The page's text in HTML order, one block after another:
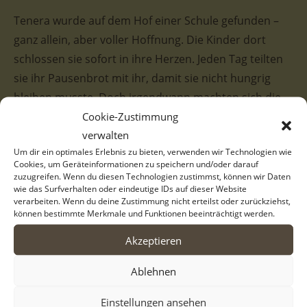
Cookie-Zustimmung
verwalten
Um dir ein optimales Erlebnis zu bieten, verwenden wir Technologien wie
Cookies, um Geräteinformationen zu speichern und/oder darauf
zuzugreifen. Wenn du diesen Technologien zustimmst, können wir Daten
wie das Surfverhalten oder eindeutige IDs auf dieser Website
verarbeiten. Wenn du deine Zustimmung nicht erteilst oder zurückziehst,
können bestimmte Merkmale und Funktionen beeinträchtigt werden.
Akzeptieren
Ablehnen
Einstellungen ansehen
Tenera wurde auf dem Hof einer Schule gefunden –
ganz allein, aber voller Hoffnung. Die Kinder dort
schlossen sie sofort in ihre Herzen. Jeden Tag teilten
sie ihr Pausenbrot mit ihr, damit sie nicht hungrig
bleiben musste. Doch irgendwann machten sich die
Eltern Sorgen, weil ihre Kinder ihr ganzes Essen an
Tenera abgaben. Schließlich wandten sie sich an die
Schule – und so kam Tenera zu uns. Heute lebt sie im
städtischen Tierheim von Serres. Es ist kein Ort, an
dem man lange bleiben sollte – zu laut, zu voll, zu
wenig Liebe. Tenera sehnt sich nach einem echten
Zuhause, nach Menschen, die ihr zeigen, dass sie
angekommen ist. Sie wartet geduldig auf ihr Für-
Tenera ist eine große, wunderschöne Hündin mit